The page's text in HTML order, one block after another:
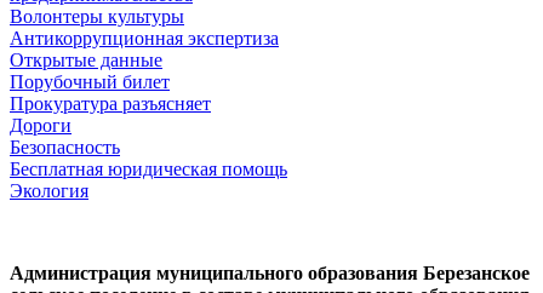
Волонтеры культуры
Антикоррупционная экспертиза
Открытые данные
Порубочный билет
Прокуратура разъясняет
Дороги
Безопасность
Бесплатная юридическая помощь
Экология
Администрация муниципального образования Березанское